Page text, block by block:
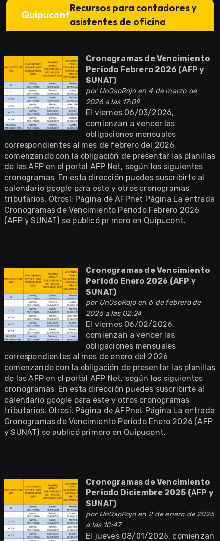
Quipucont
Recursos para contadores y
asistentes de oficina
Cronogramas de Vencimiento
Periodo Febrero 2026 (AFP y
SUNAT)
por UnOsoRojoen 4 de marzo de
2026 a las 17:09
El viernes 06/03/2026,
comienzan a vencer las
obligaciones mensuales
correspondientes al mes de febrero del 2026
comenzando con la obligación de presentar las planillas
de las AFP en el portal AFP Net, según los siguientes
cronogramas: En esta dirección puedes suscribirte al
calendario google para este y otros cronogramas
tributarios. Otrosí: Página de AFPnet Página La entrada
Cronogramas de Vencimiento Periodo Febrero 2026
(AFP y SUNAT) se publicó primero en Quipucont.
Cronogramas de Vencimiento
Periodo Enero 2026 (AFP y
SUNAT)
por UnOsoRojoen 6 de febrero de
2026 a las 02:24
El viernes 06/02/2026,
comienzan a vencer las
obligaciones mensuales
correspondientes al mes de enero del 2026
comenzando con la obligación de presentar las planillas
de las AFP en el portal AFP Net, según los siguientes
cronogramas: En esta dirección puedes suscribirte al
calendario google para este y otros cronogramas
tributarios. Otrosí: Página de AFPnet Página La entrada
Cronogramas de Vencimiento Periodo Enero 2026 (AFP
y SUNAT) se publicó primero en Quipucont.
Cronogramas de Vencimiento
Periodo Diciembre 2025 (AFP y
SUNAT)
por UnOsoRojoen 2 de enero de 2026
a las 10:47
El jueves 08/01/2026, comienzan